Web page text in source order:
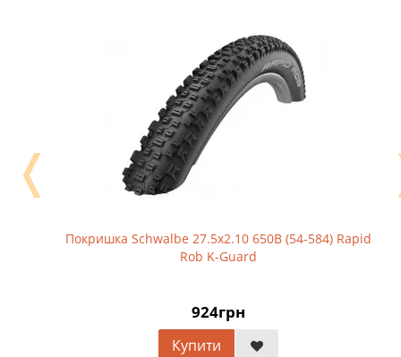
Покришка Schwalbe 27.5x2.10 650B (54-584) Rapid
Rob K-Guard
924грн
Купити
❬